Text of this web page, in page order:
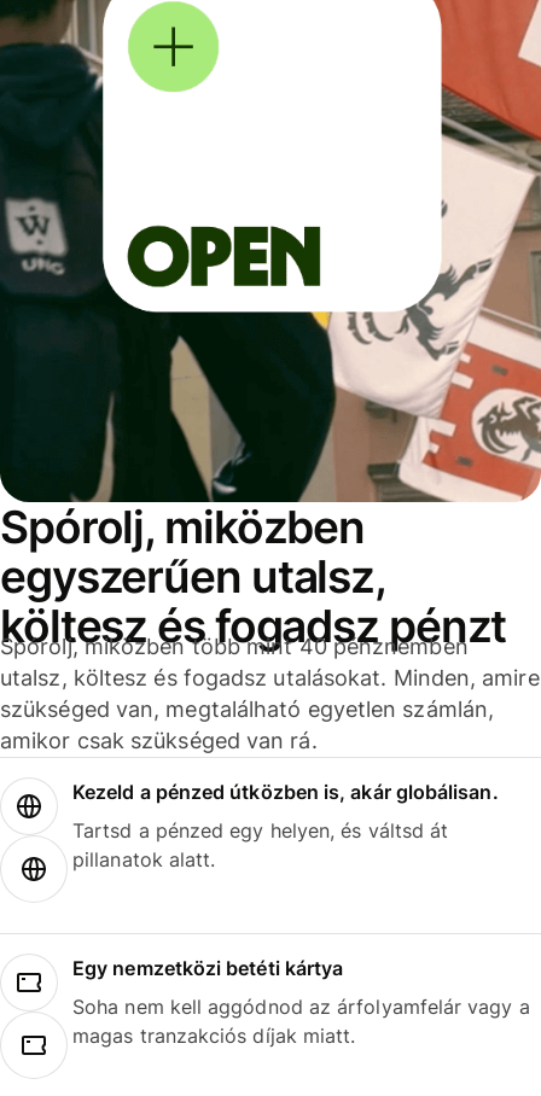
Spórolj, miközben
egyszerűen utalsz,
költesz és fogadsz pénzt
Spórolj, miközben több mint 40 pénznemben
utalsz, költesz és fogadsz utalásokat. Minden, amire
szükséged van, megtalálható egyetlen számlán,
amikor csak szükséged van rá.
Kezeld a pénzed útközben is, akár globálisan.
Tartsd a pénzed egy helyen, és váltsd át
pillanatok alatt.
Egy nemzetközi betéti kártya
Soha nem kell aggódnod az árfolyamfelár vagy a
magas tranzakciós díjak miatt.